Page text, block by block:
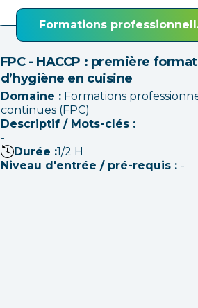
Formations
continues (FPC)
FPC - HACCP : première
d’hygiène en cuisine
Domaine : Formations
continues (FPC)
Descriptif / Mots-clés :
-
Durée :1/2 H
Niveau d'entrée / pré-requis : -